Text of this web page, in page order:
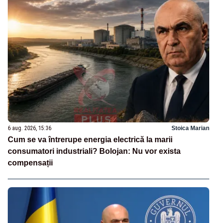
6 aug. 2026, 15:36 Stoica Marian
Cum se va întrerupe energia electrică la marii
consumatori industriali? Bolojan: Nu vor exista
compensații